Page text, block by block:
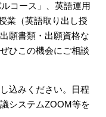
コース」、英語運用
業（英語取り出し授
願書類・出願資格な
ひこの機会にご相談
込みください。日程
システムZOOM等を